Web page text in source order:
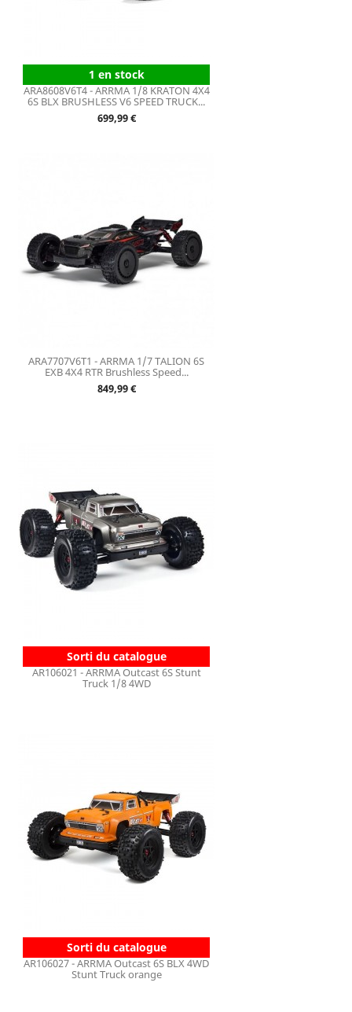
1 en stock
ARA8608V6T4 - ARRMA 1/8 KRATON 4X4
6S BLX BRUSHLESS V6 SPEED TRUCK...
Prix
699,99 €
ARA7707V6T1 - ARRMA 1/7 TALION 6S
EXB 4X4 RTR Brushless Speed...
Prix
849,99 €
Sorti du catalogue
AR106021 - ARRMA Outcast 6S Stunt
Truck 1/8 4WD
Sorti du catalogue
AR106027 - ARRMA Outcast 6S BLX 4WD
Stunt Truck orange